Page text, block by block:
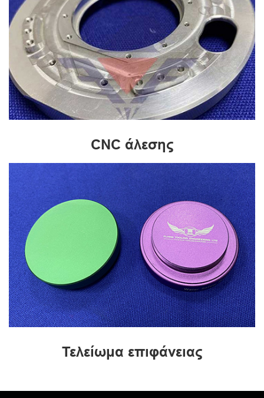
CNC άλεσης
Τελείωμα επιφάνειας